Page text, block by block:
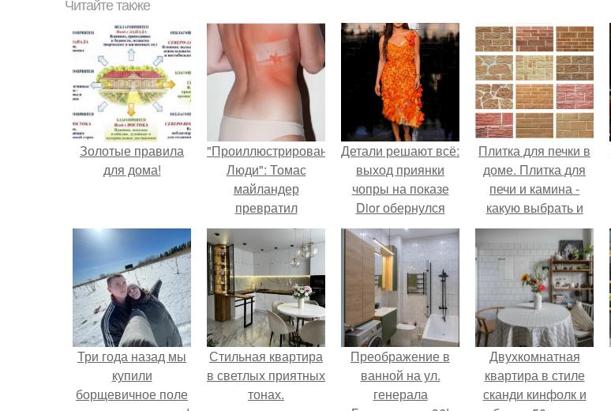
Читайте также
Золотые правила
для дома!
"Проиллюстрированные
Люди": Томас
майландер
превратил
солнечные ожоги в
арт - объект.
Детали решают всё:
выход приянки
чопры на показе
Dior обернулся
шквалом критики
из-за небрежного
пошива.
Плитка для печки в
доме. Плитка для
печи и камина -
какую выбрать и
какой лучше
обложить печь в
доме.
Три года назад мы
купили
борщевичное поле
Стильная квартира
в светлых приятных
тонах.
Преображение в
ванной на ул.
генерала
Двухкомнатная
квартира в стиле
сканди кинфолк и